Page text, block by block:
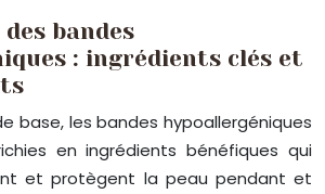
bandes
: ingrédients clés et
base, les bandes hypoallergéniques
en ingrédients bénéfiques qui
et protègent la peau pendant et